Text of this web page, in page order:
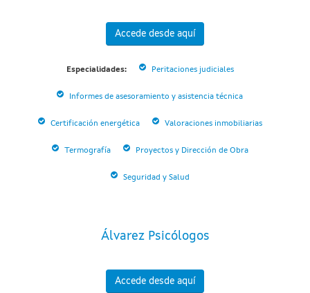
Accede desde aquí
Especialidades: Peritaciones judiciales
Informes de asesoramiento y asistencia técnica
Certificación energética Valoraciones inmobiliarias
Termografía Proyectos y Dirección de Obra
Seguridad y Salud
Álvarez Psicólogos
Accede desde aquí